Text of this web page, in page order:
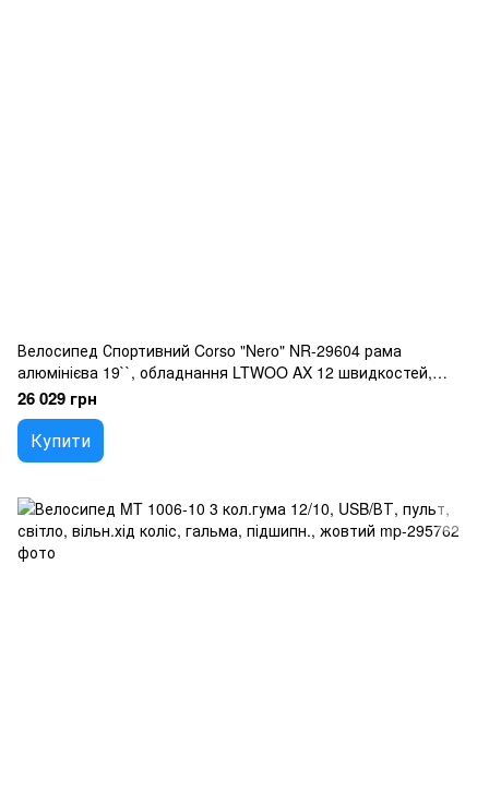
Велосипед Спортивний Corso "Nero" NR-29604 рама
алюмінієва 19``, обладнання LTWOO AX 12 швидкостей,
зібран на 75
26 029 грн
Купити